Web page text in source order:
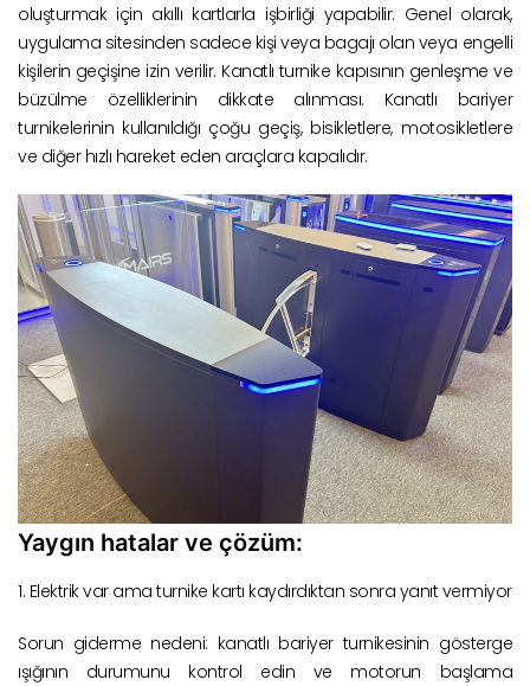
oluşturmak için akıllı kartlarla işbirliği yapabilir. Genel olarak,
uygulama sitesinden sadece kişi veya bagajı olan veya engelli
kişilerin geçişine izin verilir. Kanatlı turnike kapısının genleşme ve
büzülme özelliklerinin dikkate alınması. Kanatlı bariyer
turnikelerinin kullanıldığı çoğu geçiş, bisikletlere, motosikletlere
ve diğer hızlı hareket eden araçlara kapalıdır.
Yaygın hatalar ve çözüm:
1. Elektrik var ama turnike kartı kaydırdıktan sonra yanıt vermiyor
Sorun giderme nedeni: kanatlı bariyer turnikesinin gösterge
ışığının durumunu kontrol edin ve motorun başlama